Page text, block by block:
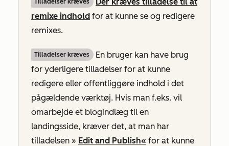
Tilladelser kræves
remixe indhold for at kunne se og redigere
remixes.
Tilladelser kræves
En bruger kan have brug
for yderligere tilladelser for at kunne
redigere eller offentliggøre indhold i det
pågældende værktøj. Hvis man f.eks. vil
omarbejde et blogindlæg til en
landingsside, kræver det, at man har
tilladelsen » Edit and Publish« for at kunne